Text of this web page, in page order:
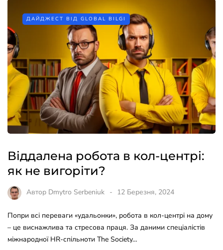
ДАЙДЖЕСТ ВІД GLOBAL BILGI
Віддалена робота в кол-центрі:
як не вигоріти?
Автор Dmytro Serbeniuk 12 Березня, 2024
Попри всі переваги «удальонки», робота в кол-центрі на дому
– це виснажлива та стресова праця. За даними спеціалістів
міжнародної HR-спільноти The Society…